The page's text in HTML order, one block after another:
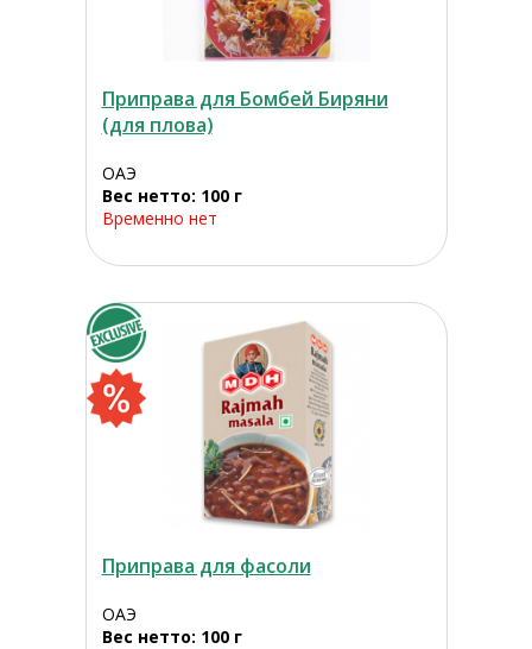
Приправа для Бомбей Биряни
(для плова)
ОАЭ
Вес нетто: 100 г
Временно нет
Приправа для фасоли
ОАЭ
Вес нетто: 100 г